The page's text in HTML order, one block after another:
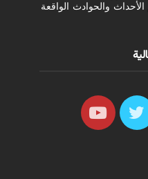
والحوادث الواقعة